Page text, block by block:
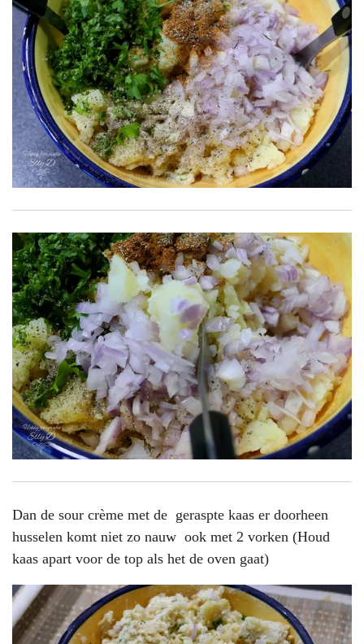
Dan de sour crème met de geraspte kaas er doorheen
husselen komt niet zo nauw ook met 2 vorken (Houd
kaas apart voor de top als het de oven gaat)